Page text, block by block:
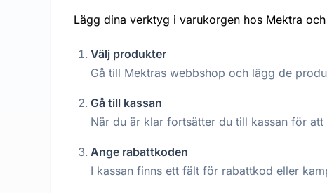
Lägg dina verktyg i varukorgen hos Mektra
Välj produkter
Gå till Mektras webbshop och lägg de
Gå till kassan
När du är klar fortsätter du till kassan för
Ange rabattkoden
I kassan finns ett fält för rabattkod eller